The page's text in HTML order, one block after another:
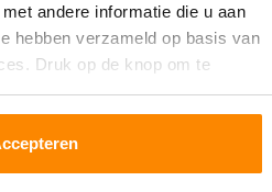
andere informatie die u aan
hebben verzameld op basis van
Druk op de knop om te
de site staat? Hogere